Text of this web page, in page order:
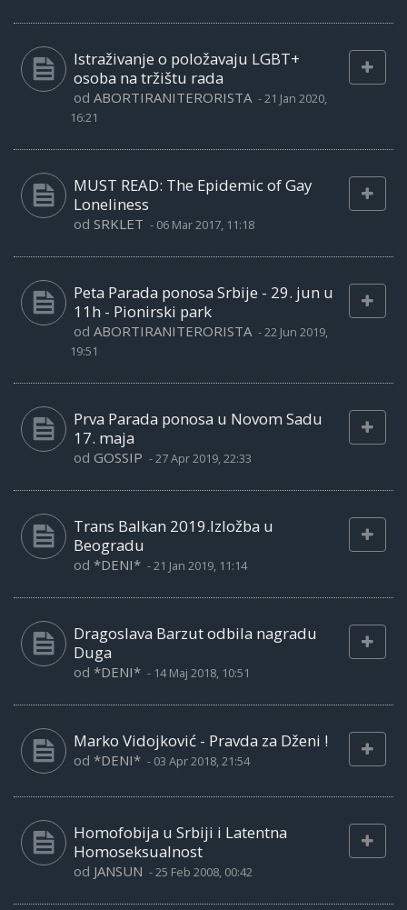
Istraživanje o položavaju LGBT+
osoba na tržištu rada
od ABORTIRANITERORISTA -21 Jan 2020,
16:21
MUST READ: The Epidemic of Gay
Loneliness
od SRKLET - 06 Mar 2017, 11:18
Peta Parada ponosa Srbije - 29. jun u
11h - Pionirski park
od ABORTIRANITERORISTA -22 Jun 2019,
19:51
Prva Parada ponosa u Novom Sadu
17. maja
od GOSSIP -27 Apr 2019, 22:33
Trans Balkan 2019.Izložba u
Beogradu
od *DENI* -21 Jan 2019, 11:14
Dragoslava Barzut odbila nagradu
Duga
od *DENI* - 14 Maj 2018, 10:51
Marko Vidojković - Pravda za Dženi !
od *DENI* - 03 Apr 2018, 21:54
Homofobija u Srbiji i Latentna
Homoseksualnost
od JANSUN -25 Feb 2008, 00:42